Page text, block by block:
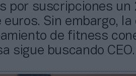
por suscripciones un
Sin embargo, la
de fitness
sigue buscando CEO.